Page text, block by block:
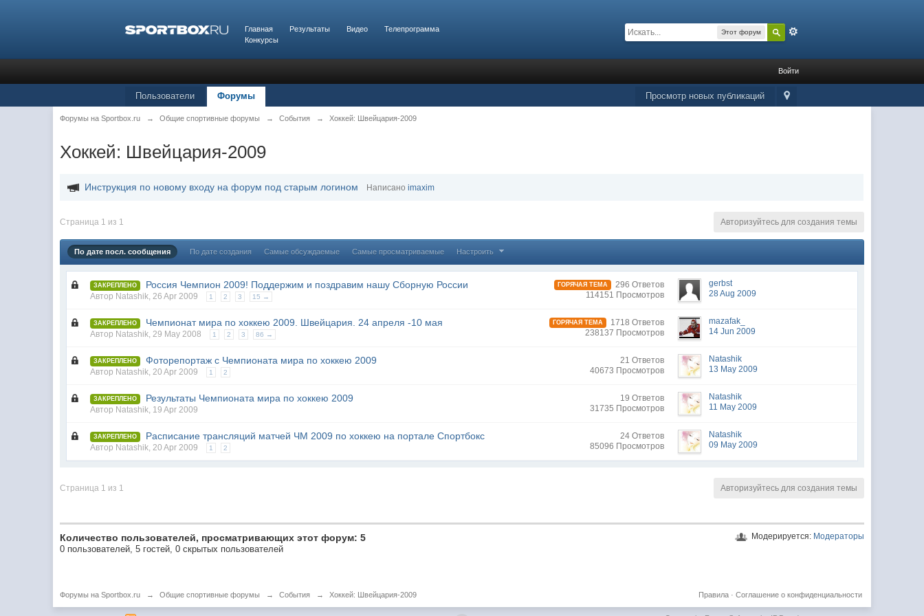
Главная Результаты Видео
Телепрограмма
Конкурсы
Этот форум
Войти
Просмотр новых публикаций
Пользователи Форумы
Форумы на Sportbox.ru → Общие спортивные форумы → Cобытия → Хоккей: Швейцария-2009
Хоккей: Швейцария-2009
Инструкция по новому входу на форум под старым логином Написаноimaxim
Страница 1 из 1 Авторизуйтесь для создания темы
По дате посл. сообщения По дате создания Самые обсуждаемые Самые просматриваемые Настроить
ЗАКРЕПЛЕНО Россия Чемпион 2009! Поддержим и поздравим нашу Сборную России
Автор Natashik,26 Apr 2009 1 2 3 15 →
ГОРЯЧАЯ ТЕМА
296 Ответов
114151 Просмотров
gerbst
28 Aug 2009
ЗАКРЕПЛЕНО Чемпионат мира по хоккею 2009. Швейцария. 24 апреля -10 мая
Автор Natashik,29 May 2008 1 2 3 86 →
ГОРЯЧАЯ ТЕМА
1718 Ответов
238137 Просмотров
mazafak_
14 Jun 2009
ЗАКРЕПЛЕНО Фоторепортаж с Чемпионата мира по хоккею 2009
Автор Natashik,20 Apr 2009 1 2
21 Ответов
40673 Просмотров
Natashik
13 May 2009
ЗАКРЕПЛЕНО Результаты Чемпионата мира по хоккею 2009
Автор Natashik, 19 Apr 2009
19 Ответов
31735 Просмотров
Natashik
11 May 2009
ЗАКРЕПЛЕНО Расписание трансляций матчей ЧМ 2009 по хоккею на портале Спортбокс
Автор Natashik,20 Apr 2009 1 2
24 Ответов
85096 Просмотров
Natashik
09 May 2009
Страница 1 из 1 Авторизуйтесь для создания темы
Модерируется: Модераторы
Количество пользователей, просматривающих этот форум: 5
0 пользователей, 5 гостей, 0 скрытых пользователей
Форумы на Sportbox.ru → Общие спортивные форумы → Cобытия → Хоккей: Швейцария-2009 Соглашение о конфиденциальности
Правила·